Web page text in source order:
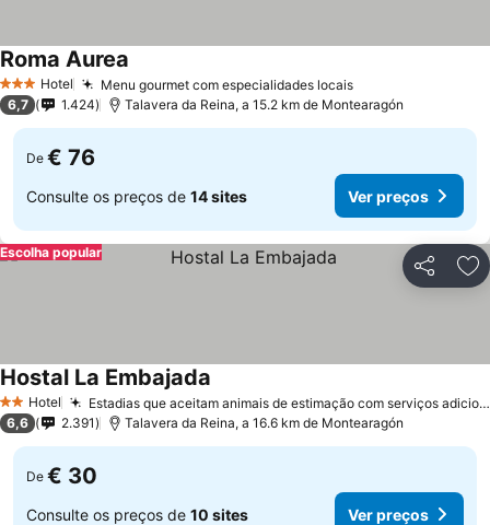
3 EstrelasHotel Menu gourmet com especialidades locais
Roma Aurea
6,7 1.424 Talavera da Reina, a 15.2 km de Montearagón
De € 76
Consulte os preços de 14 sites Ver preços
Partilhar
Escolha popular
2 Estrelas
Hotel Estadias que aceitam animais de estimação com serviços adicionais
Hostal La Embajada
6,6 2.391 Talavera da Reina, a 16.6 km de Montearagón
De € 30
Consulte os preços de 10 sites Ver preços